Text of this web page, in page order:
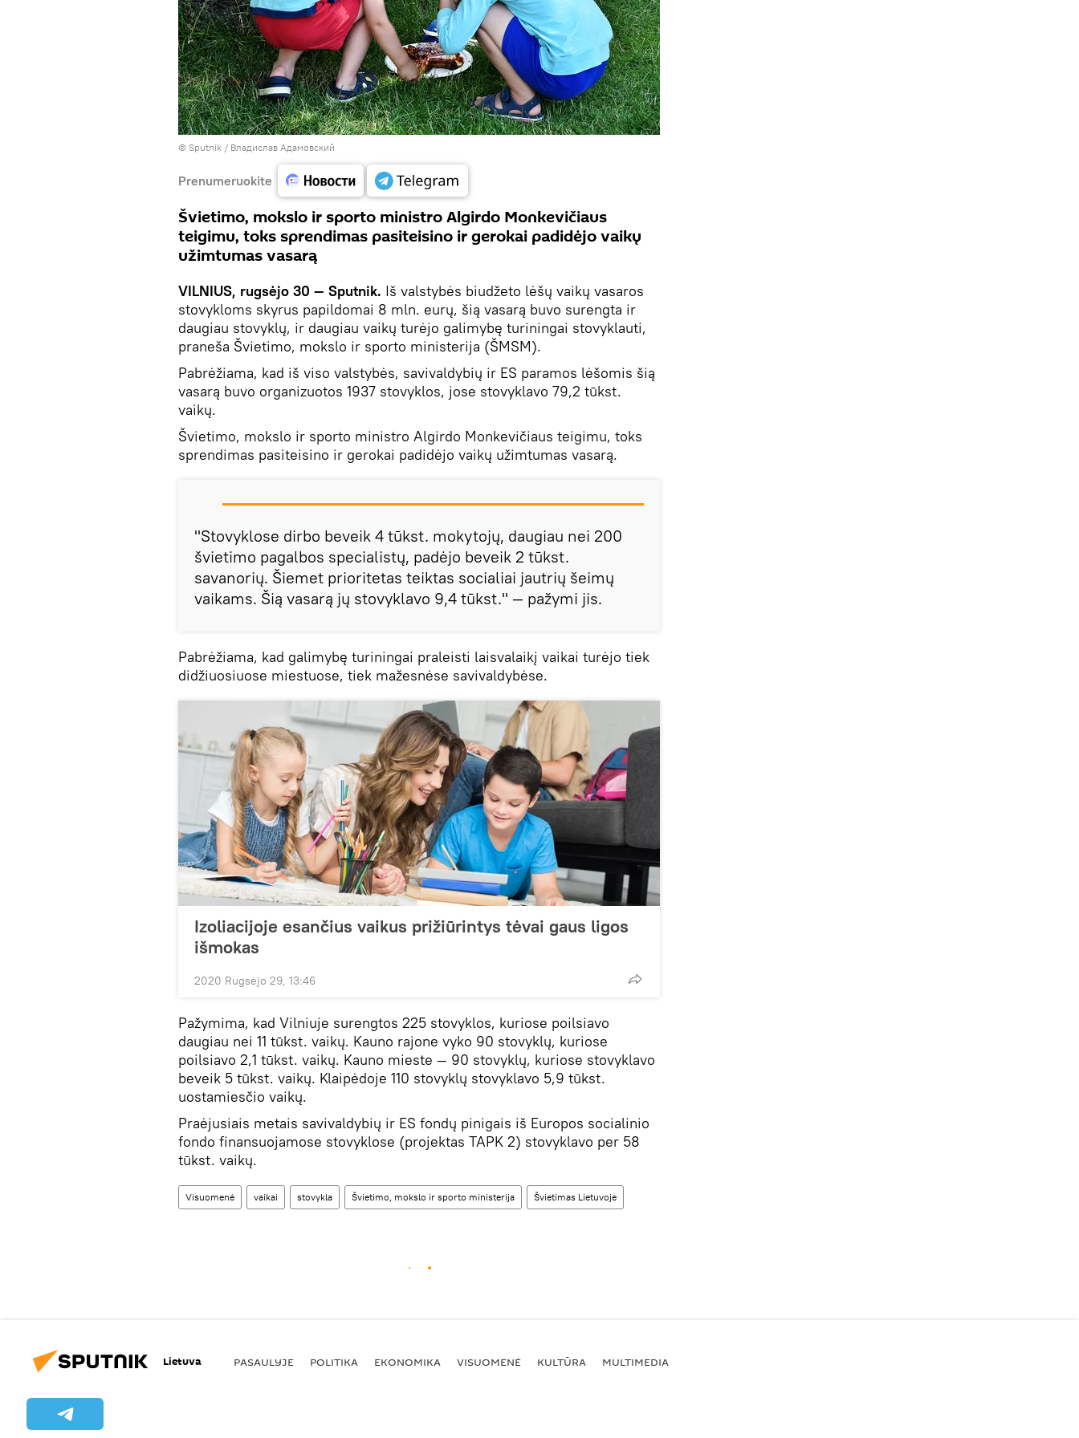
© Sputnik / Владислав Адамовский
Prenumeruokite
Švietimo, mokslo ir sporto ministro Algirdo Monkevičiaus
teigimu, toks sprendimas pasiteisino ir gerokai padidėjo vaikų
užimtumas vasarą
VILNIUS, rugsėjo 30 — Sputnik. Iš valstybės biudžeto lėšų vaikų vasaros
stovykloms skyrus papildomai 8 mln. eurų, šią vasarą buvo surengta ir
daugiau stovyklų, ir daugiau vaikų turėjo galimybę turiningai stovyklauti,
praneša Švietimo, mokslo ir sporto ministerija (ŠMSM).
Pabrėžiama, kad iš viso valstybės, savivaldybių ir ES paramos lėšomis šią
vasarą buvo organizuotos 1937 stovyklos, jose stovyklavo 79,2 tūkst.
vaikų.
Švietimo, mokslo ir sporto ministro Algirdo Monkevičiaus teigimu, toks
sprendimas pasiteisino ir gerokai padidėjo vaikų užimtumas vasarą.
"Stovyklose dirbo beveik 4 tūkst. mokytojų, daugiau nei 200
švietimo pagalbos specialistų, padėjo beveik 2 tūkst.
savanorių. Šiemet prioritetas teiktas socialiai jautrių šeimų
vaikams. Šią vasarą jų stovyklavo 9,4 tūkst." — pažymi jis.
Pabrėžiama, kad galimybę turiningai praleisti laisvalaikį vaikai turėjo tiek
didžiuosiuose miestuose, tiek mažesnėse savivaldybėse.
Izoliacijoje esančius vaikus prižiūrintys tėvai gaus ligos
išmokas
2020 Rugsėjo 29, 13:46
Pažymima, kad Vilniuje surengtos 225 stovyklos, kuriose poilsiavo
daugiau nei 11 tūkst. vaikų. Kauno rajone vyko 90 stovyklų, kuriose
poilsiavo 2,1 tūkst. vaikų. Kauno mieste — 90 stovyklų, kuriose stovyklavo
beveik 5 tūkst. vaikų. Klaipėdoje 110 stovyklų stovyklavo 5,9 tūkst.
uostamiesčio vaikų.
Praėjusiais metais savivaldybių ir ES fondų pinigais iš Europos socialinio
fondo finansuojamose stovyklose (projektas TAPK 2) stovyklavo per 58
tūkst. vaikų.
Visuomenė vaikai stovykla Švietimo, mokslo ir sporto ministerija Švietimas Lietuvoje
Lietuva PASAULYJE POLITIKA EKONOMIKA VISUOMENĖ KULTŪRA MULTIMEDIA